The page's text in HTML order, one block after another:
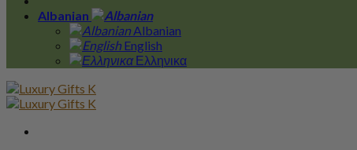
Albanian
Albanian
English
Ελληνικα